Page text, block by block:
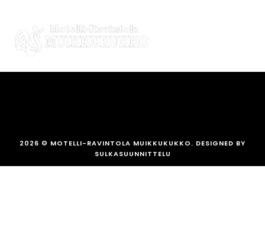
2026 © MOTELLI-RAVINTOLA MUIKKUKUKKO. DESIGNED BY
SULKASUUNNITTELU